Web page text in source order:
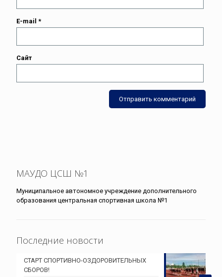
E-mail *
Сайт
МАУДО ЦСШ №1
Муниципальное автономное учреждение дополнительного
образования центральная спортивная школа №1
Последние новости
СТАРТ СПОРТИВНО-ОЗДОРОВИТЕЛЬНЫХ
СБОРОВ!